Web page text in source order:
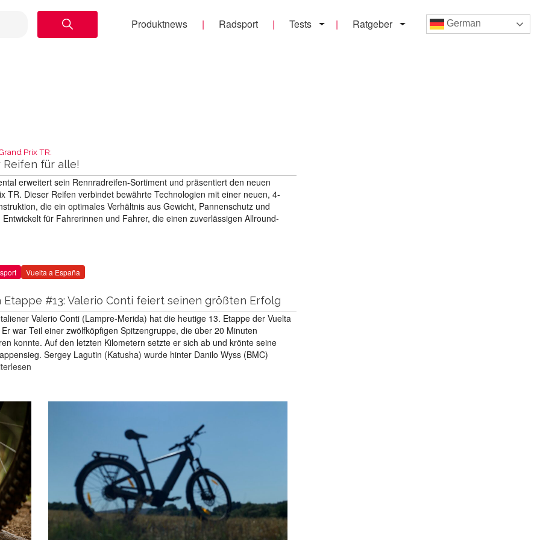
Produktnews Radsport Tests Ratgeber German
Prix TR:
Reifen für alle!
erweitert sein Rennradreifen-Sortiment und präsentiert den neuen
TR. Dieser Reifen verbindet bewährte Technologien mit einer neuen, 4-
die ein optimales Verhältnis aus Gewicht, Pannenschutz und
für Fahrerinnen und Fahrer, die einen zuverlässigen Allround-
Vuelta a España
Etappe #13: Valerio Conti feiert seinen größten Erfolg
Valerio Conti (Lampre-Merida) hat die heutige 13. Etappe der Vuelta
war Teil einer zwölfköpfigen Spitzengruppe, die über 20 Minuten
konnte. Auf den letzten Kilometern setzte er sich ab und krönte seine
Sergey Lagutin (Katusha) wurde hinter Danilo Wyss (BMC)